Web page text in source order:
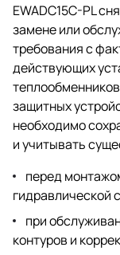
EWADC15C-PL
замене или
требования с
действующих
защитных
необходимо
и учитывать
перед
гидравлической
при
контуров и